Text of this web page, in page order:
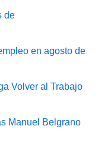
de
en agosto de
Volver al Trabajo
Manuel Belgrano